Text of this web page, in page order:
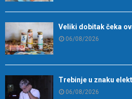
Veliki dobitak čeka
06/08/2026
Trebinje u znaku
06/08/2026